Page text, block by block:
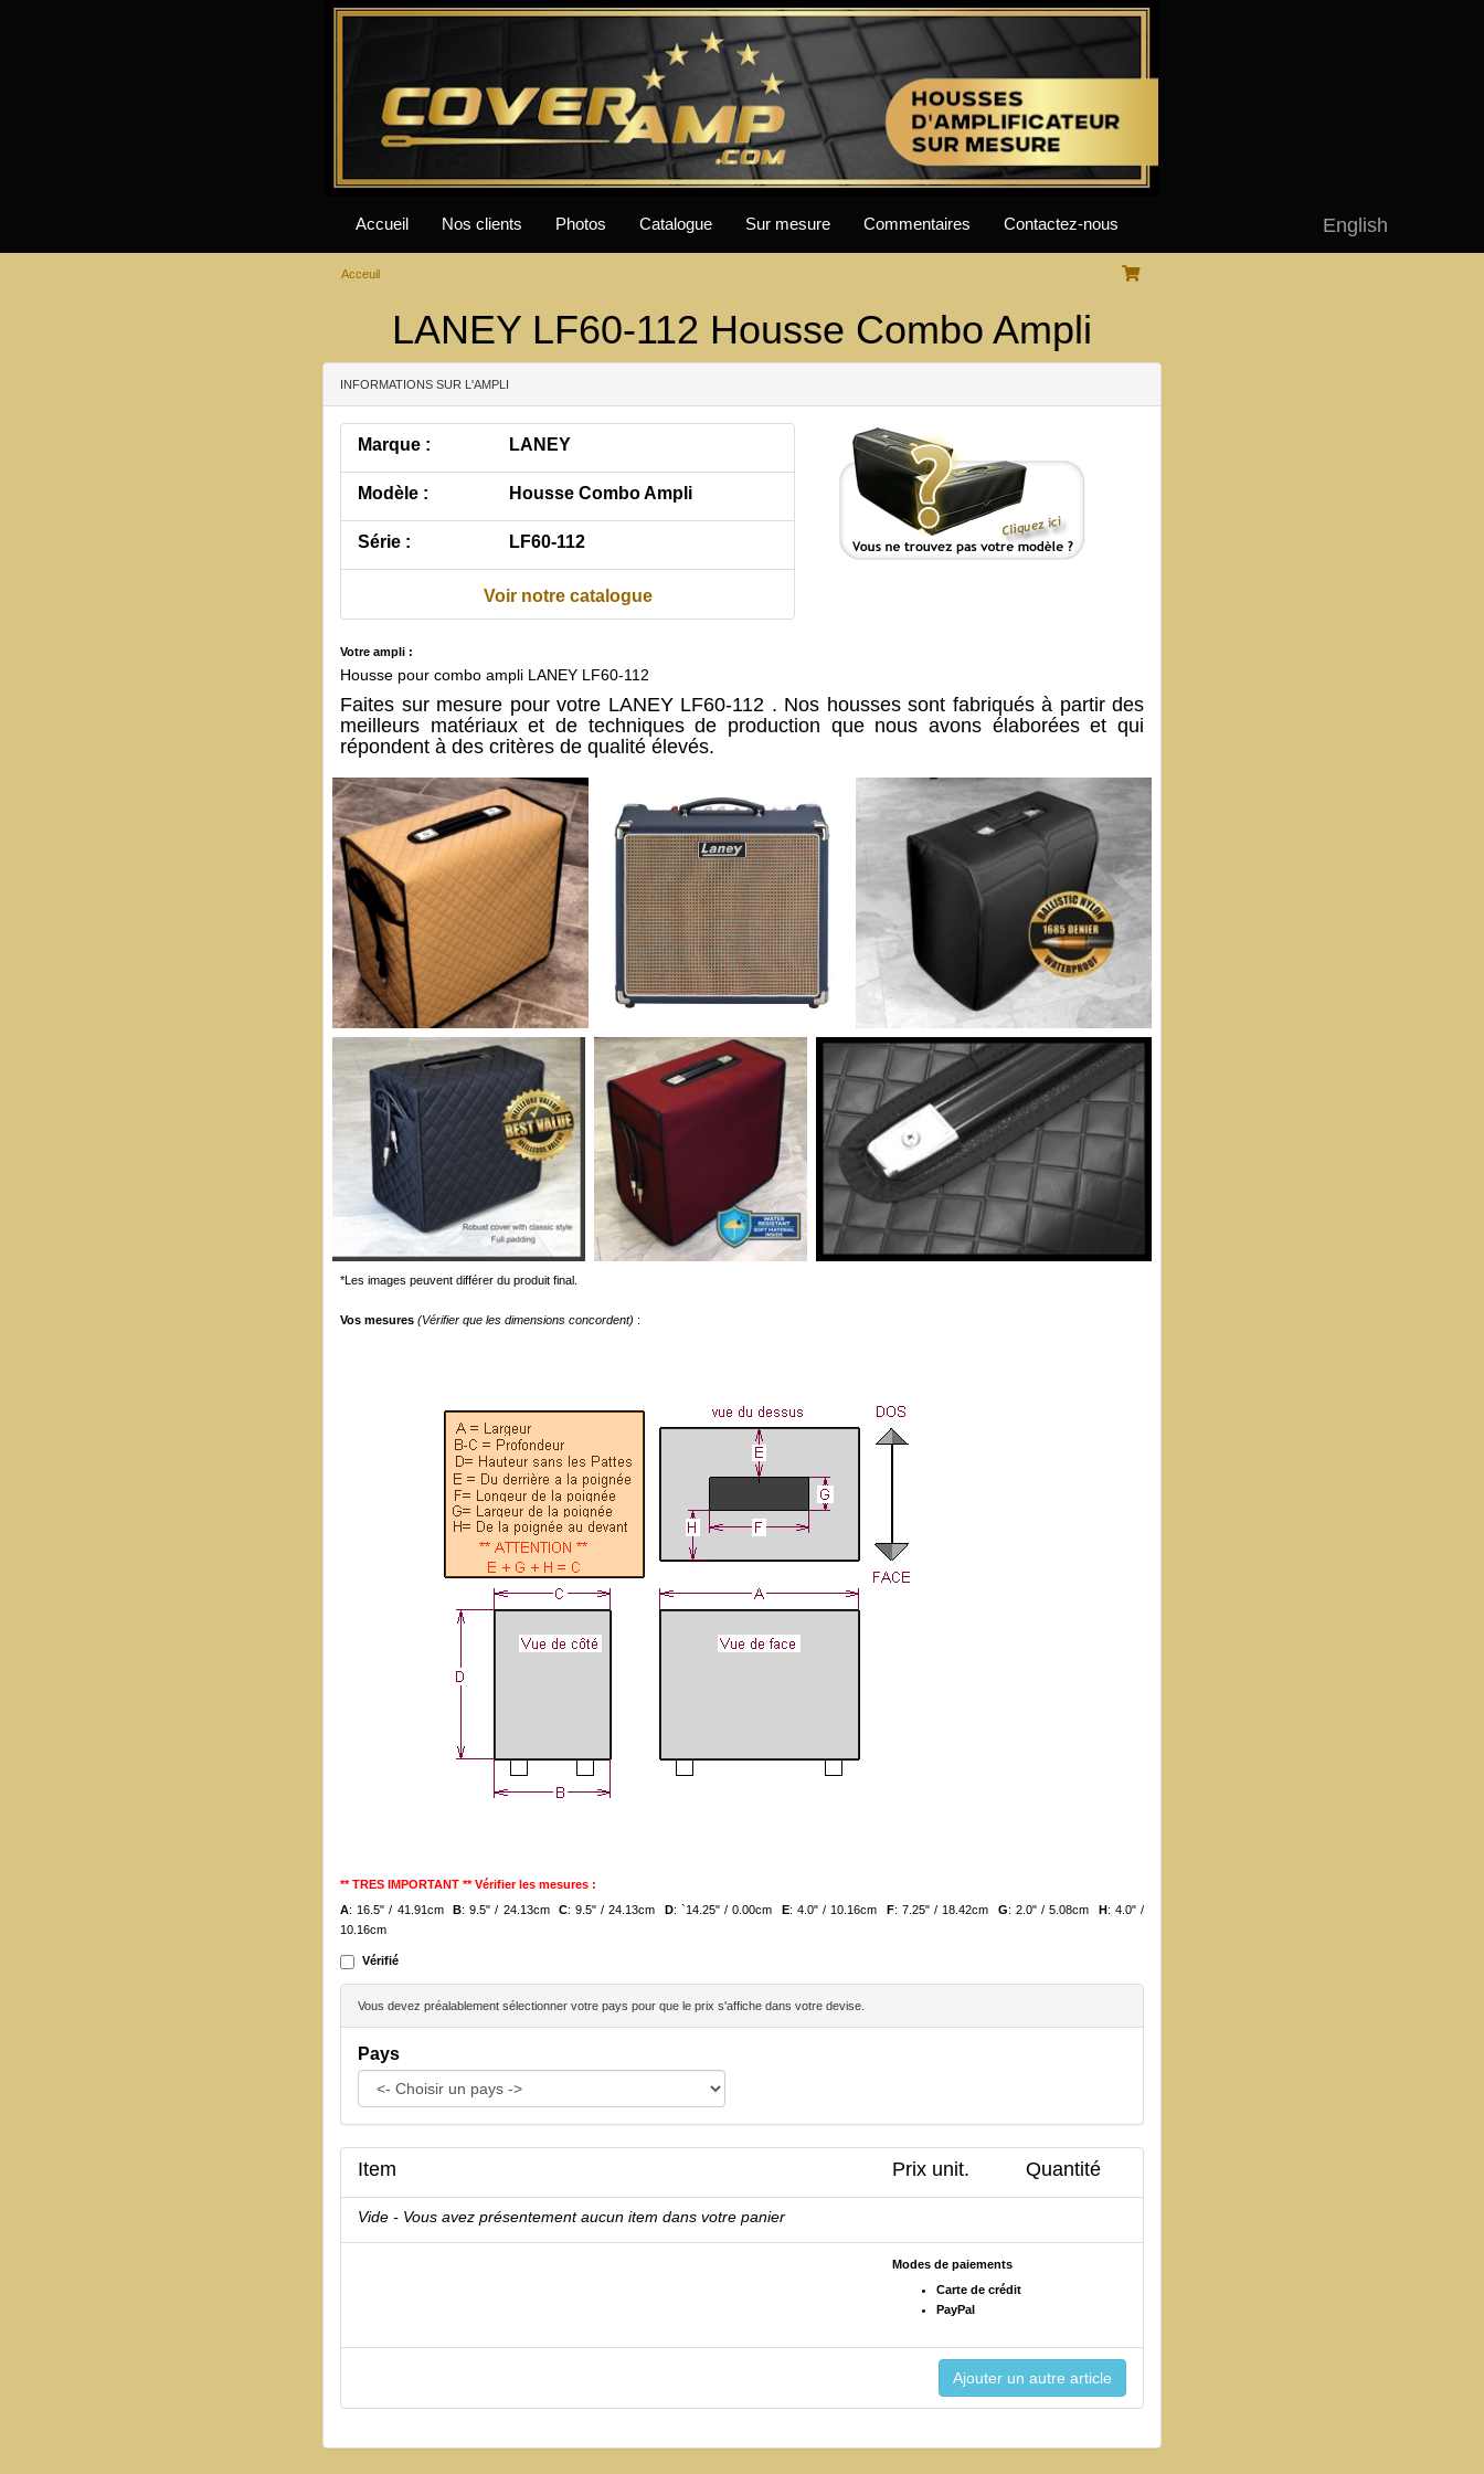
English
Accueil Nos clients Photos Catalogue Sur mesure Commentaires Contactez-nous
Acceuil
LANEY LF60-112 Housse Combo Ampli
INFORMATIONS SUR L'AMPLI
Marque : LANEY
Modèle : Housse Combo Ampli
Série : LF60-112
Voir notre catalogue
Votre ampli :
Housse pour combo ampli LANEY LF60-112
Faites sur mesure pour votre LANEY LF60-112 . Nos housses sont fabriqués à partir des
meilleurs matériaux et de techniques de production que nous avons élaborées et qui
répondent à des critères de qualité élevés.
*Les images peuvent différer du produit final.
Vos mesures (Vérifier que les dimensions concordent) :
** TRES IMPORTANT ** Vérifier les mesures :
A: 16.5" / 41.91cm B: 9.5" / 24.13cm C: 9.5" / 24.13cm D: `14.25" / 0.00cm E: 4.0" / 10.16cm F: 7.25" / 18.42cm G: 2.0" / 5.08cm H: 4.0" /
10.16cm
Vérifié
Vous devez préalablement sélectionner votre pays pour que le prix s'affiche dans votre devise.
Pays
Item Prix unit. Quantité
Vide - Vous avez présentement aucun item dans votre panier
Modes de paiements
Carte de crédit
PayPal